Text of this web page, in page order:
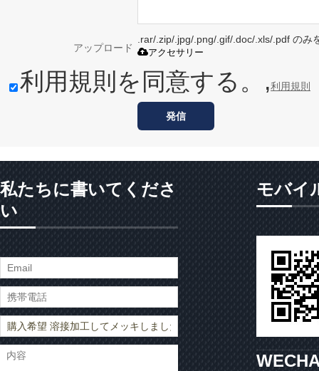
アップロード
.rar/.zip/.jpg/.png/.gif/.doc/.xls/.pdf のみ
アクセサリー
利用規則を同意する。,利用規則
発信
私たちに書いてくださ
い
モバイ